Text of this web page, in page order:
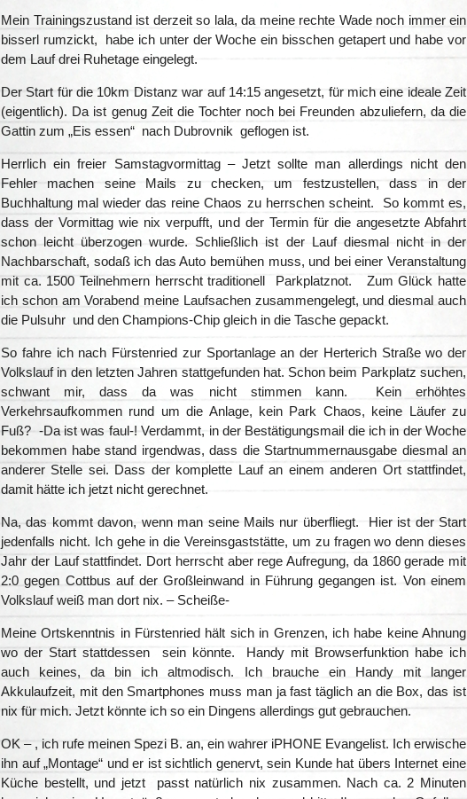
Mein Trainingszustand ist derzeit so lala, da meine rechte Wade noch immer ein
bisserl rumzickt, habe ich unter der Woche ein bisschen getapert und habe vor
dem Lauf drei Ruhetage eingelegt.
Der Start für die 10km Distanz war auf 14:15 angesetzt, für mich eine ideale Zeit
(eigentlich). Da ist genug Zeit die Tochter noch bei Freunden abzuliefern, da die
Gattin zum „Eis essen“ nach Dubrovnik geflogen ist.
Herrlich ein freier Samstagvormittag – Jetzt sollte man allerdings nicht den
Fehler machen seine Mails zu checken, um festzustellen, dass in der
Buchhaltung mal wieder das reine Chaos zu herrschen scheint. So kommt es,
dass der Vormittag wie nix verpufft, und der Termin für die angesetzte Abfahrt
schon leicht überzogen wurde. Schließlich ist der Lauf diesmal nicht in der
Nachbarschaft, sodaß ich das Auto bemühen muss, und bei einer Veranstaltung
mit ca. 1500 Teilnehmern herrscht traditionell Parkplatznot. Zum Glück hatte
ich schon am Vorabend meine Laufsachen zusammengelegt, und diesmal auch
die Pulsuhr und den Champions-Chip gleich in die Tasche gepackt.
So fahre ich nach Fürstenried zur Sportanlage an der Herterich Straße wo der
Volkslauf in den letzten Jahren stattgefunden hat. Schon beim Parkplatz suchen,
schwant mir, dass da was nicht stimmen kann. Kein erhöhtes
Verkehrsaufkommen rund um die Anlage, kein Park Chaos, keine Läufer zu
Fuß? -Da ist was faul-! Verdammt, in der Bestätigungsmail die ich in der Woche
bekommen habe stand irgendwas, dass die Startnummernausgabe diesmal an
anderer Stelle sei. Dass der komplette Lauf an einem anderen Ort stattfindet,
damit hätte ich jetzt nicht gerechnet.
Na, das kommt davon, wenn man seine Mails nur überfliegt. Hier ist der Start
jedenfalls nicht. Ich gehe in die Vereinsgaststätte, um zu fragen wo denn dieses
Jahr der Lauf stattfindet. Dort herrscht aber rege Aufregung, da 1860 gerade mit
2:0 gegen Cottbus auf der Großleinwand in Führung gegangen ist. Von einem
Volkslauf weiß man dort nix. – Scheiße-
Meine Ortskenntnis in Fürstenried hält sich in Grenzen, ich habe keine Ahnung
wo der Start stattdessen sein könnte. Handy mit Browserfunktion habe ich
auch keines, da bin ich altmodisch. Ich brauche ein Handy mit langer
Akkulaufzeit, mit den Smartphones muss man ja fast täglich an die Box, das ist
nix für mich. Jetzt könnte ich so ein Dingens allerdings gut gebrauchen.
OK – , ich rufe meinen Spezi B. an, ein wahrer iPHONE Evangelist. Ich erwische
ihn auf „Montage“ und er ist sichtlich genervt, sein Kunde hat übers Internet eine
Küche bestellt, und jetzt passt natürlich nix zusammen. Nach ca. 2 Minuten